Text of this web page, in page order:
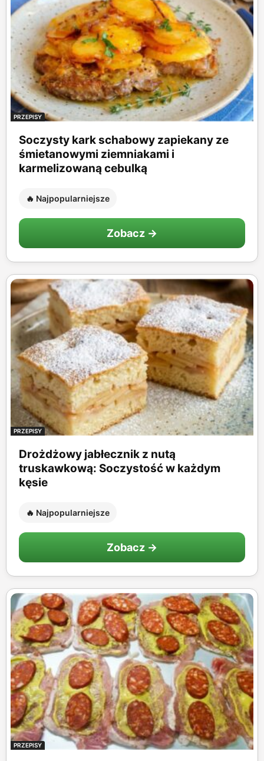
PRZEPISY
Soczysty kark schabowy zapiekany ze
śmietanowymi ziemniakami i
karmelizowaną cebulką
🔥 Najpopularniejsze
Zobacz →
PRZEPISY
Drożdżowy jabłecznik z nutą
truskawkową: Soczystość w każdym
kęsie
🔥 Najpopularniejsze
Zobacz →
PRZEPISY